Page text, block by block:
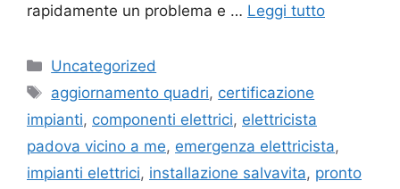
rapidamente un problema e … Leggi tutto
Categorie
Uncategorized
Tag
aggiornamento quadri, certificazione
impianti, componenti elettrici, elettricista
padova vicino a me, emergenza elettricista,
impianti elettrici, installazione salvavita, pronto